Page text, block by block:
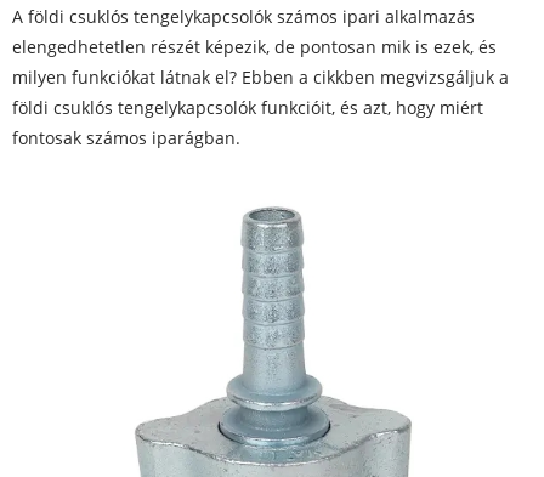
A földi csuklós tengelykapcsolók számos ipari alkalmazás
elengedhetetlen részét képezik, de pontosan mik is ezek, és
milyen funkciókat látnak el? Ebben a cikkben megvizsgáljuk a
földi csuklós tengelykapcsolók funkcióit, és azt, hogy miért
fontosak számos iparágban.